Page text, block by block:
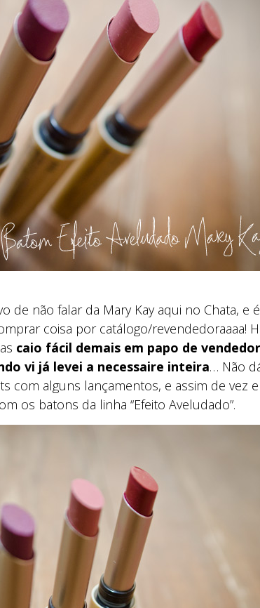
de não falar da Mary Kay aqui no Chata, e
coisa por catálogo/revendedoraaaa!
caio fácil demais em papo de
vi já levei a necessaire inteira… Não
com alguns lançamentos, e assim de vez
os batons da linha “Efeito Aveludado”.